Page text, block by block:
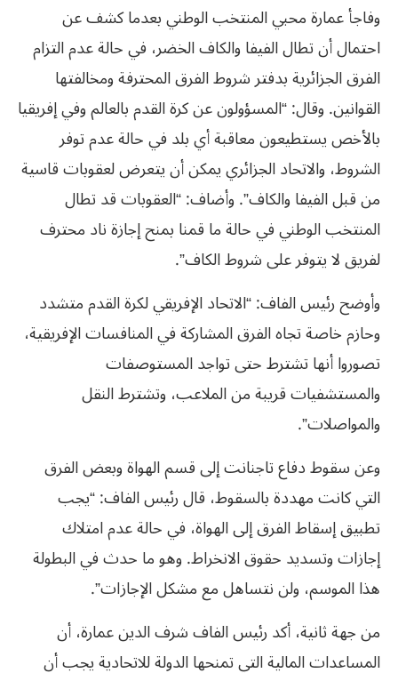
وفاجأ عمارة محبي المنتخب الوطني بعدما كشف عن
احتمال أن تطال الفيفا والكاف الخضر، في حالة عدم التزام
الفرق الجزائرية بدفتر شروط الفرق المحترفة ومخالفتها
القوانين. وقال: “المسؤولون عن كرة القدم بالعالم وفي إفريقيا
بالأخص يستطيعون معاقبة أي بلد في حالة عدم توفر
الشروط، والاتحاد الجزائري يمكن أن يتعرض لعقوبات قاسية
من قبل الفيفا والكاف”. وأضاف: “العقوبات قد تطال
المنتخب الوطني في حالة ما قمنا بمنح إجازة ناد محترف
لفريق لا يتوفر على شروط الكاف”.
وأوضح رئيس الفاف: “الاتحاد الإفريقي لكرة القدم متشدد
وحازم خاصة تجاه الفرق المشاركة في المنافسات الإفريقية،
تصوروا أنها تشترط حتى تواجد المستوصفات
والمستشفيات قريبة من الملاعب، وتشترط النقل
والمواصلات”.
وعن سقوط دفاع تاجنانت إلى قسم الهواة وبعض الفرق
التي كانت مهددة بالسقوط، قال رئيس الفاف: “يجب
تطبيق إسقاط الفرق إلى الهواة، في حالة عدم امتلاك
إجازات وتسديد حقوق الانخراط. وهو ما حدث في البطولة
هذا الموسم، ولن نتساهل مع مشكل الإجازات”.
من جهة ثانية، أكد رئيس الفاف شرف الدين عمارة، أن
المساعدات المالية التي تمنحها الدولة للاتحادية يجب أن